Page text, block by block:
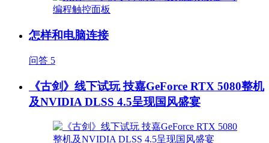
怎样和电脑连接
问答 5
《古剑》线下试玩 技嘉GeForce RTX 5080整机
及NVIDIA DLSS 4.5呈现国风盛宴